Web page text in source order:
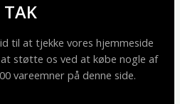
TAK
til at tjekke vores hjemmeside
støtte os ved at købe nogle af
vareemner på denne side.